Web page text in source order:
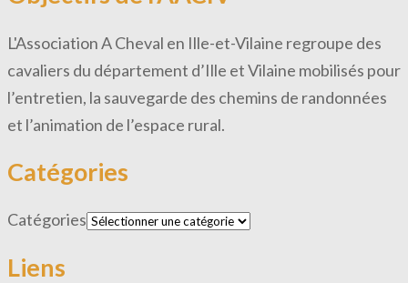
L'Association A Cheval en Ille-et-Vilaine regroupe des
cavaliers du département d’Ille et Vilaine mobilisés pour
l’entretien, la sauvegarde des chemins de randonnées
et l’animation de l’espace rural.
Catégories
Catégories
Liens